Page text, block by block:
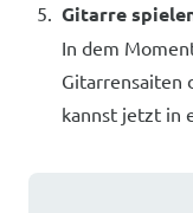
Gitarre
In dem
Gitarrensaiten
kannst jetzt in